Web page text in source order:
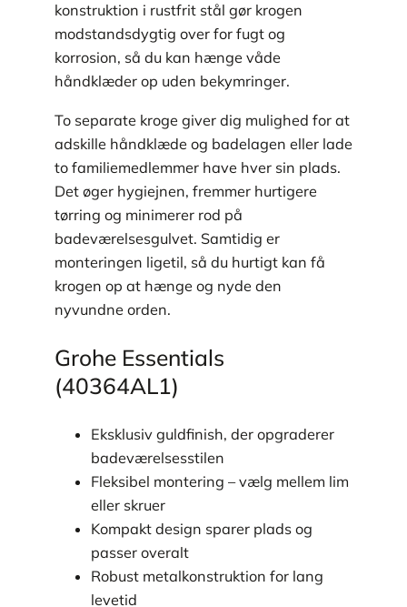
konstruktion i rustfrit stål gør krogen
modstandsdygtig over for fugt og
korrosion, så du kan hænge våde
håndklæder op uden bekymringer.
To separate kroge giver dig mulighed for at
adskille håndklæde og badelagen eller lade
to familiemedlemmer have hver sin plads.
Det øger hygiejnen, fremmer hurtigere
tørring og minimerer rod på
badeværelsesgulvet. Samtidig er
monteringen ligetil, så du hurtigt kan få
krogen op at hænge og nyde den
nyvundne orden.
Grohe Essentials
(40364AL1)
Eksklusiv guldfinish, der opgraderer
badeværelsesstilen
Fleksibel montering – vælg mellem lim
eller skruer
Kompakt design sparer plads og
passer overalt
Robust metalkonstruktion for lang
levetid